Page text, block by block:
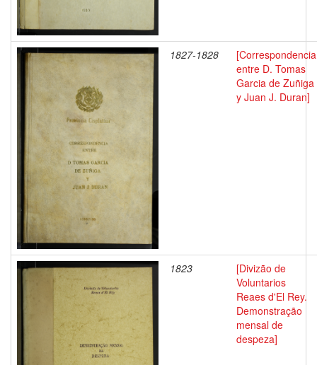
1827-1828
[Correspondencia
entre D. Tomas
Garcia de Zuñiga
y Juan J. Duran]
1823
[Divizão de
Voluntarios
Reaes d'El Rey.
Demonstração
mensal de
despeza]